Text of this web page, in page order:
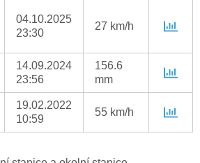
04.10.2025
23:30
27 km/h
14.09.2024
23:56
156.6
mm
19.02.2022
10:59
55 km/h